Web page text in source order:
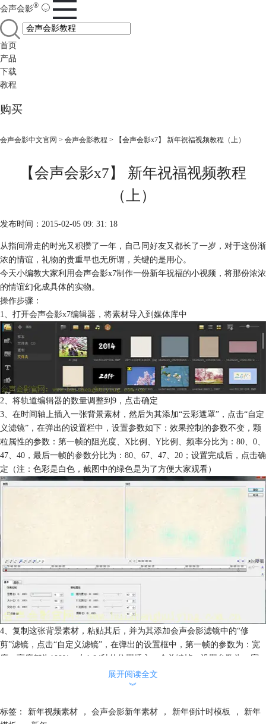
会声会影®
首页
产品
下载
教程
购买
会声会影中文官网 > 会声会影教程 > 【会声会影x7】 新年祝福视频教程（上）
【会声会影x7】 新年祝福视频教程
（上）
发布时间：2015-02-05 09: 31: 18
从指间滑走的时光又积攒了一年，自己同好友又都长了一岁，对于这份渐
浓的情谊，礼物的贵重早也无所谓，关键的是用心。
今天小编教大家利用会声会影x7制作一份新年祝福的小视频，将那份浓浓
的情谊幻化成具体的实物。
操作步骤：
1、打开会声会影x7编辑器，将素材导入到媒体库中
2、将轨道编辑器的数量调整到9，点击确定
3、在时间轴上插入一张背景素材，然后为其添加“云彩遮罩”，点击“自定
义滤镜”，在弹出的设置栏中，设置参数如下：效果控制的参数不变，颗
粒属性的参数：第一帧的阻光度、X比例、Y比例、频率分比为：80、0、
47、40，最后一帧的参数分比为：80、67、47、20；设置完成后，点击确
定（注：色彩是白色，截图中的绿色是为了方便大家观看）
4、复制这张背景素材，粘贴其后，并为其添加会声会影滤镜中的“修
剪”滤镜，点击“自定义滤镜”，在弹出的设置框中，第一帧的参数为：宽
度、高度都为100%；在1.04秒的位置插入一个关键帧，设置参数为：宽
度：100%、高度：48%；而后在2秒的位置再插入一个关键帧，参数为：
宽度：61%，高度：48%；最后一帧的参数为宽度：61%，高度：48%；
展开阅读全文
︾
标签： 新年视频素材 ， 会声会影新年素材 ， 新年倒计时模板 ，
新年